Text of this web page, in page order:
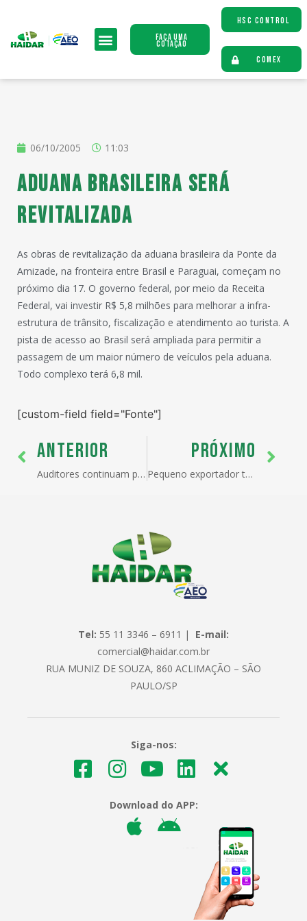
Faça uma
Cotação
HSC CONTROL
COMEX
06/10/2005 11:03
Aduana brasileira será
revitalizada
As obras de revitalização da aduana brasileira da Ponte da
Amizade, na fronteira entre Brasil e Paraguai, começam no
próximo dia 17. O governo federal, por meio da Receita
Federal, vai investir R$ 5,8 milhões para melhorar a infra-
estrutura de trânsito, fiscalização e atendimento ao turista. A
pista de acesso ao Brasil será ampliada para permitir a
passagem de um maior número de veículos pela aduana.
Todo complexo terá 6,8 mil.
[custom-field field="Fonte"]
ANTERIOR
Auditores continuam paralisados até quinta-feira
PRÓXIMO
Pequeno exportador terá página eletrônica sobre exigências técnicas internacionais
Tel: 55 11 3346 – 6911 | E-mail:
comercial@haidar.com.br
RUA MUNIZ DE SOUZA, 860 ACLIMAÇÃO – SÃO
PAULO/SP
Siga-nos:
Download do APP: